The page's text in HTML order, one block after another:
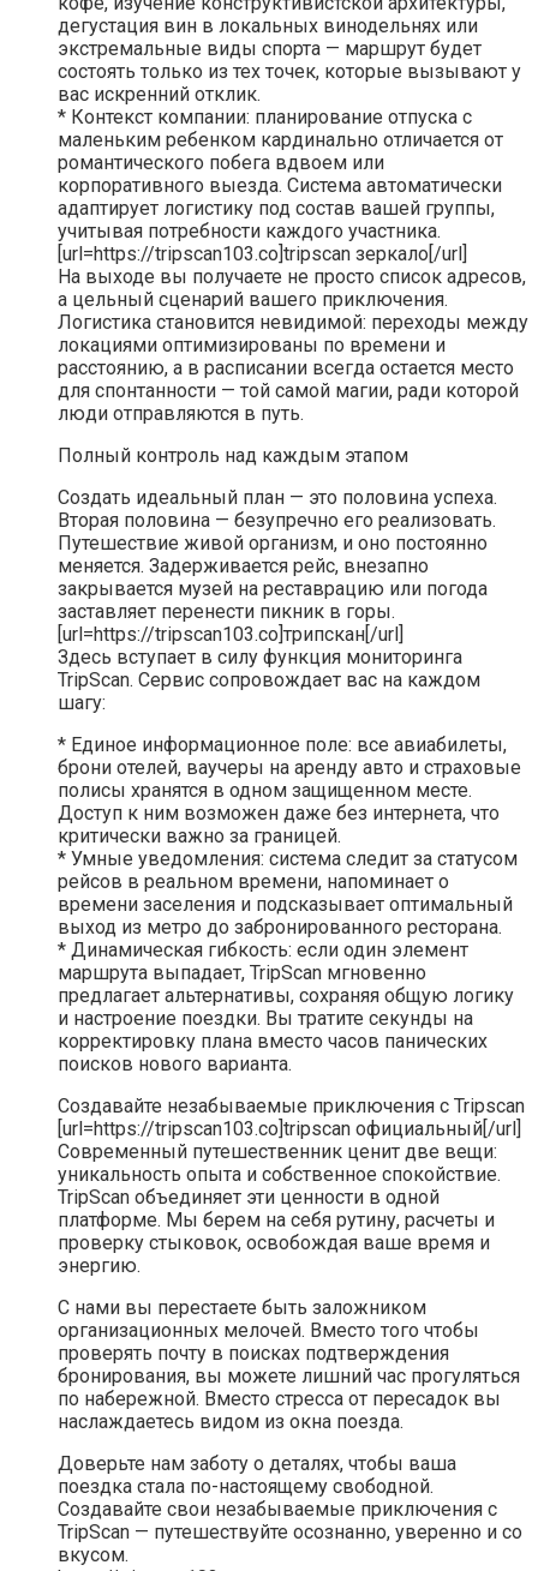
дегустация вин в локальных винодельнях или
экстремальные виды спорта — маршрут будет
состоять только из тех точек, которые вызывают у
вас искренний отклик.
* Контекст компании: планирование отпуска с
маленьким ребенком кардинально отличается от
романтического побега вдвоем или
корпоративного выезда. Система автоматически
адаптирует логистику под состав вашей группы,
учитывая потребности каждого участника.
[url=https://tripscan103.co]tripscan зеркало[/url]
На выходе вы получаете не просто список адресов,
а цельный сценарий вашего приключения.
Логистика становится невидимой: переходы между
локациями оптимизированы по времени и
расстоянию, а в расписании всегда остается место
для спонтанности — той самой магии, ради которой
люди отправляются в путь.
Полный контроль над каждым этапом
Создать идеальный план — это половина успеха.
Вторая половина — безупречно его реализовать.
Путешествие живой организм, и оно постоянно
меняется. Задерживается рейс, внезапно
закрывается музей на реставрацию или погода
заставляет перенести пикник в горы.
[url=https://tripscan103.co]трипскан[/url]
Здесь вступает в силу функция мониторинга
TripScan. Сервис сопровождает вас на каждом
шагу:
* Единое информационное поле: все авиабилеты,
брони отелей, ваучеры на аренду авто и страховые
полисы хранятся в одном защищенном месте.
Доступ к ним возможен даже без интернета, что
критически важно за границей.
* Умные уведомления: система следит за статусом
рейсов в реальном времени, напоминает о
времени заселения и подсказывает оптимальный
выход из метро до забронированного ресторана.
* Динамическая гибкость: если один элемент
маршрута выпадает, TripScan мгновенно
предлагает альтернативы, сохраняя общую логику
и настроение поездки. Вы тратите секунды на
корректировку плана вместо часов панических
поисков нового варианта.
Создавайте незабываемые приключения с Tripscan
[url=https://tripscan103.co]tripscan официальный[/url]
Современный путешественник ценит две вещи:
уникальность опыта и собственное спокойствие.
TripScan объединяет эти ценности в одной
платформе. Мы берем на себя рутину, расчеты и
проверку стыковок, освобождая ваше время и
энергию.
С нами вы перестаете быть заложником
организационных мелочей. Вместо того чтобы
проверять почту в поисках подтверждения
бронирования, вы можете лишний час прогуляться
по набережной. Вместо стресса от пересадок вы
наслаждаетесь видом из окна поезда.
Доверьте нам заботу о деталях, чтобы ваша
поездка стала по-настоящему свободной.
Создавайте свои незабываемые приключения с
TripScan — путешествуйте осознанно, уверенно и со
вкусом.